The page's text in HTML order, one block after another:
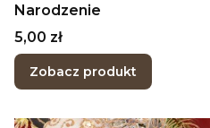
Narodzenie
Cena
5,00 zł
Zobacz produkt